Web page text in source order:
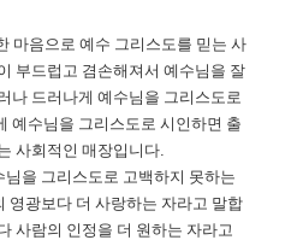
마음으로 예수 그리스도를 믿는 사
부드럽고 겸손해져서 예수님을 잘
나 드러나게 예수님을 그리스도로
예수님을 그리스도로 시인하면 출
사회적인 매장입니다.
을 그리스도로 고백하지 못하는
영광보다 더 사랑하는 자라고 말합
사람의 인정을 더 원하는 자라고